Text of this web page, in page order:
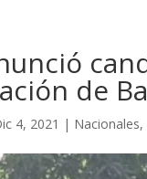
de
4, 2021 | Nacionales,